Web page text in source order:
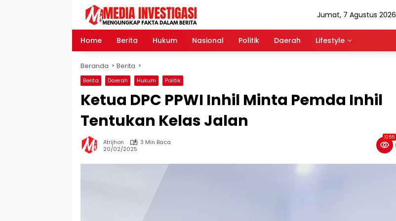
Jumat, 7 Agustus 2026
Home Berita Hukum Nasional Politik Daerah Lifestyle
Beranda Berita
Berita Daerah Hukum Politik
Ketua DPC PPWI Inhil Minta Pemda Inhil
Tentukan Kelas Jalan
Atrijhon
3 Min Baca
20/02/2025
1055